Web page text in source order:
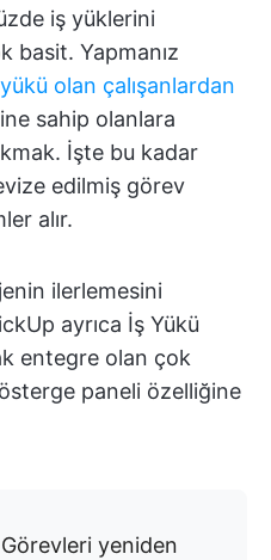
iş yüklerini
basit. Yapmanız
yükü olan çalışanlardan
sahip olanlara
İşte bu kadar
edilmiş görev
alır.
ilerlemesini
ayrıca İş Yükü
entegre olan çok
paneli özelliğine
yeniden